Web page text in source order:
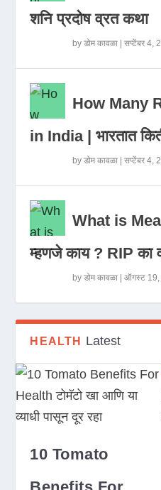
शनि प्रदोष व्रत कथा
byडोम कावळा |सप्टेंबर 4,
How Many
in India | भारतात
byडोम कावळा |सप्टेंबर 4,
What is
म्हणजे काय ? RIP का
byडोम कावळा |ऑगस्ट 19,
HEALTH Latest
10 Tomato